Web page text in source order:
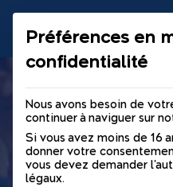
contentSylvafresque
La Fresque de la gestion
Préférences en
confidentialité
Nous avons besoin de
continuer à naviguer sur
Si vous avez moins de 16
donner votre
vous devez demander
légaux.